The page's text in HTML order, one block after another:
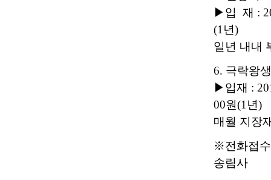
▶입 재 :
(1년)
일년 내내
6. 극락왕
▶입재 :
00원(1년)
매월 지장
※전화접
송림사